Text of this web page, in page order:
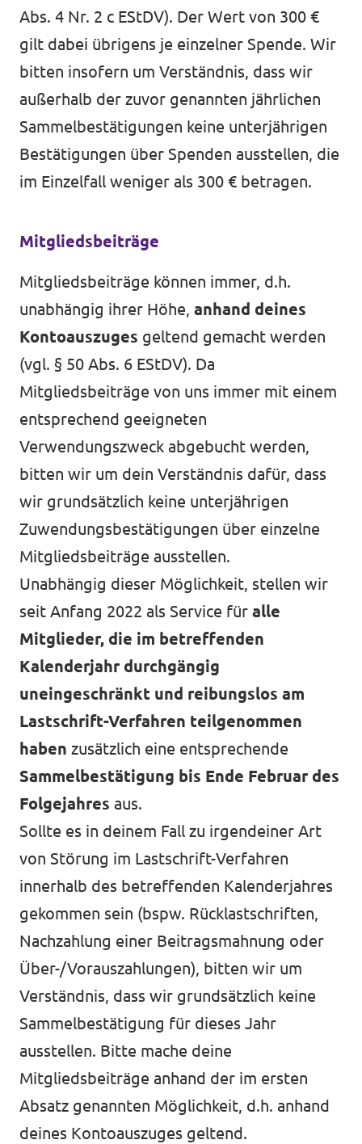
Abs. 4 Nr. 2 c EStDV). Der Wert von 300 €
gilt dabei übrigens je einzelner Spende. Wir
bitten insofern um Verständnis, dass wir
außerhalb der zuvor genannten jährlichen
Sammelbestätigungen keine unterjährigen
Bestätigungen über Spenden ausstellen, die
im Einzelfall weniger als 300 € betragen.
Mitgliedsbeiträge
Mitgliedsbeiträge können immer, d.h.
unabhängig ihrer Höhe, anhand deines
Kontoauszuges geltend gemacht werden
(vgl. § 50 Abs. 6 EStDV). Da
Mitgliedsbeiträge von uns immer mit einem
entsprechend geeigneten
Verwendungszweck abgebucht werden,
bitten wir um dein Verständnis dafür, dass
wir grundsätzlich keine unterjährigen
Zuwendungsbestätigungen über einzelne
Mitgliedsbeiträge ausstellen.
Unabhängig dieser Möglichkeit, stellen wir
seit Anfang 2022 als Service für alle
Mitglieder, die im betreffenden
Kalenderjahr durchgängig
uneingeschränkt und reibungslos am
Lastschrift-Verfahren teilgenommen
haben zusätzlich eine entsprechende
Sammelbestätigung bis Ende Februar des
Folgejahres aus.
Sollte es in deinem Fall zu irgendeiner Art
von Störung im Lastschrift-Verfahren
innerhalb des betreffenden Kalenderjahres
gekommen sein (bspw. Rücklastschriften,
Nachzahlung einer Beitragsmahnung oder
Über-/Vorauszahlungen), bitten wir um
Verständnis, dass wir grundsätzlich keine
Sammelbestätigung für dieses Jahr
ausstellen. Bitte mache deine
Mitgliedsbeiträge anhand der im ersten
Absatz genannten Möglichkeit, d.h. anhand
deines Kontoauszuges geltend.